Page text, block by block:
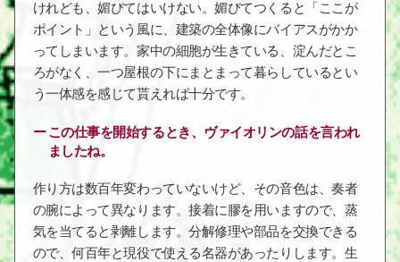
けれども、媚びてはいけない。媚びてつくると「ここが
ポイント」という風に、建築の全体像にバイアスがかか
ってしまいます。家中の細胞が生きている、淀んだとこ
ろがなく、一つ屋根の下にまとまって暮らしているとい
う一体感を感じて貰えれば十分です。
この仕事を開始するとき、ヴァイオリンの話を言われ
ましたね。
作り方は数百年変わっていないけど、その音色は、奏者
の腕によって異なります。接着に膠を用いますので、蒸
気を当てると剥離します。分解修理や部品を交換できる
ので、何百年と現役で使える名器があったりします。生